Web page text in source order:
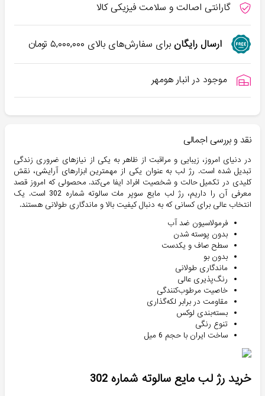
گارانتی اصالت و سلامت فیزیکی کالا
ارسال رایگانبرای سفارش‌های بالای ۵,۰۰۰,۰۰۰تومان
موجود در انبار هومهر
نقد و بررسی اجمالی
در دنیای امروز، زیبایی و مراقبت از ظاهر به یکی از نیازهای ضروری زندگی
تبدیل شده است. رژ لب به عنوان یکی از مهمترین ابزارهای آرایشی، نقش
کلیدی در تکمیل حالت و شخصیت افراد ایفا می‌کند. محصولی که امروز قصد
معرفی آن را داریم، رژ لب مایع سوپر مات سالوته شماره 302 است. یک
انتخاب عالی برای کسانی که به دنبال کیفیت بالا و ماندگاری طولانی هستند.
فرمولاسیون ضد آب
بدون پوسته شدن
سطح صاف و یکدست
بدون بو
ماندگاری طولانی
رنگ‌پذیری عالی
خاصیت مرطوب‌کنندگی
مقاومت در برابر لکه‌گذاری
بسته‌بندی لوکس
تنوع رنگی
ساخت ایران با حجم 6 میل
خرید رژ لب مایع سالوته شماره 302